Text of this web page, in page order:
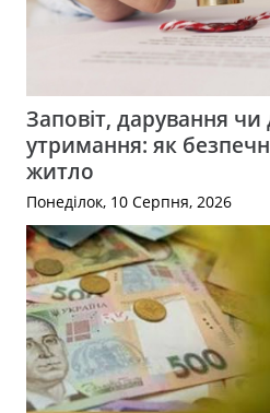
Заповіт, дарування чи
утримання: як
житло
Понеділок, 10 Серпня, 2026